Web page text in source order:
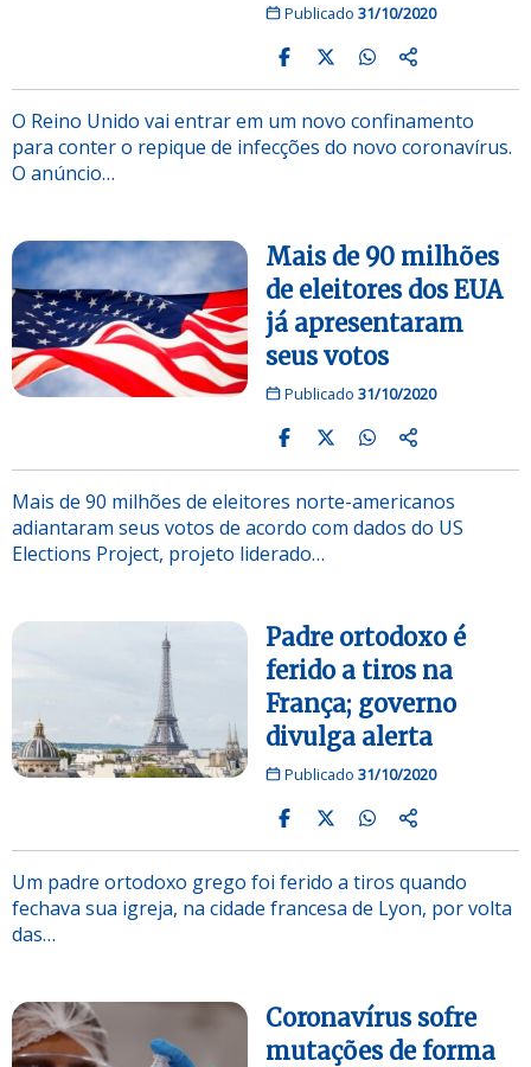
Publicado 31/10/2020
O Reino Unido vai entrar em um novo confinamento
para conter o repique de infecções do novo coronavírus.
O anúncio…
Mais de 90 milhões
de eleitores dos EUA
já apresentaram
seus votos
Publicado 31/10/2020
Mais de 90 milhões de eleitores norte-americanos
adiantaram seus votos de acordo com dados do US
Elections Project, projeto liderado…
Padre ortodoxo é
ferido a tiros na
França; governo
divulga alerta
Publicado 31/10/2020
Um padre ortodoxo grego foi ferido a tiros quando
fechava sua igreja, na cidade francesa de Lyon, por volta
das…
Coronavírus sofre
mutações de forma